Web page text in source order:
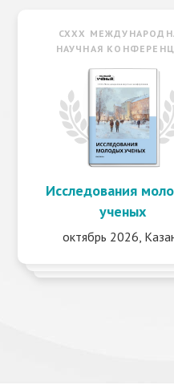
CXXX
НАУЧНАЯ
Исследования
ученых
октябрь 2026,